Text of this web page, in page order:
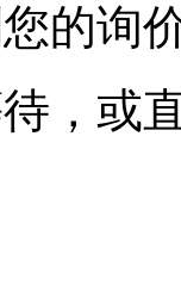
的询
，或